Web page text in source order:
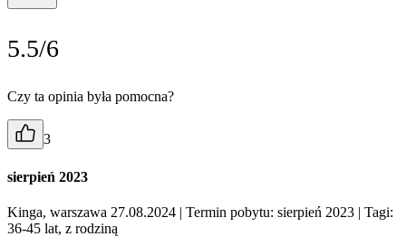
5.5/6
Czy ta opinia była pomocna?
3
sierpień 2023
Kinga, warszawa 27.08.2024 | Termin pobytu: sierpień 2023 | Tagi:
36-45 lat, z rodziną